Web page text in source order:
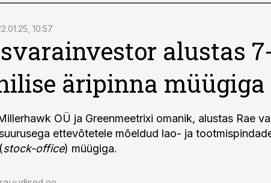
10:57
alustas
äripinna müügiga
OÜ ja Greenmeetrixi omanik, alustas Rae
ettevõtetele mõeldud lao- ja
stock-office) müügiga.